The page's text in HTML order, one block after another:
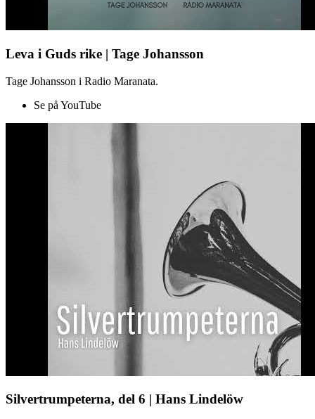
Leva i Guds rike | Tage Johansson
Tage Johansson i Radio Maranata.
Se på YouTube
Silvertrumpeterna, del 6 | Hans Lindelöw